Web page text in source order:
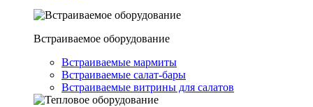
Встраиваемое оборудование
Встраиваемые мармиты
Встраиваемые салат-бары
Встраиваемые витрины для салатов